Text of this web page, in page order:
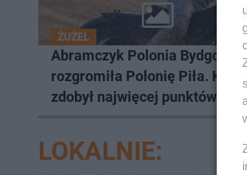
ŻUŻEL
Abramczyk Polonia
rozgromiła Polonię Piła. Kto
zdobył najwięcej punktów?
LOKALNIE: